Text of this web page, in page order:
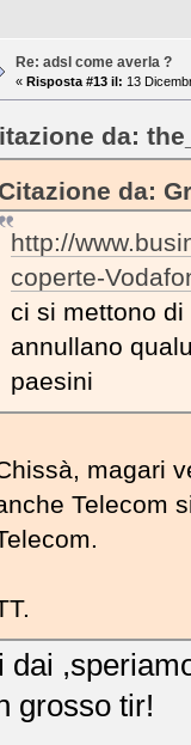
Re: adsl come averla ?
« Risposta #13 il: 13
da:
Citazione da:
http://
coperte-
ci si mettono
annullano
paesini
magari
Telecom
dai
grosso tir!